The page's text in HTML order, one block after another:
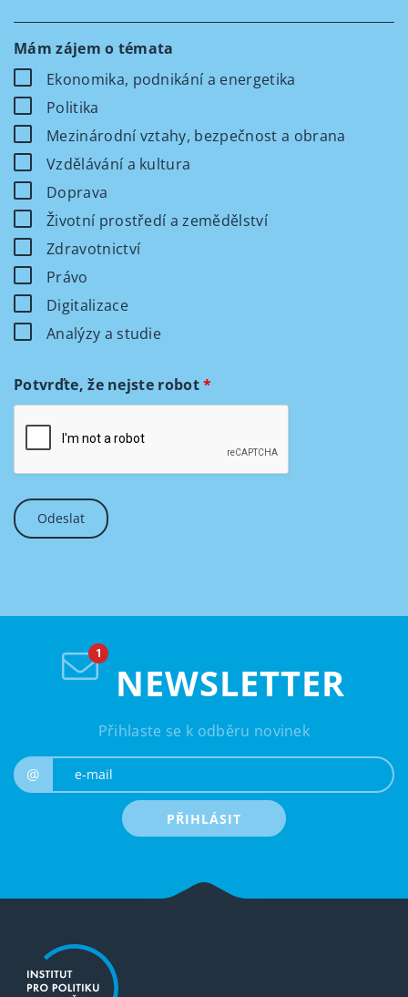
Mám zájem o témata
Ekonomika, podnikání a energetika
Politika
Mezinárodní vztahy, bezpečnost a obrana
Vzdělávání a kultura
Doprava
Životní prostředí a zemědělství
Zdravotnictví
Právo
Digitalizace
Analýzy a studie
Potvrďte, že nejste robot*
NEWSLETTER
Přihlaste se k odběru novinek
@
PŘIHLÁSIT